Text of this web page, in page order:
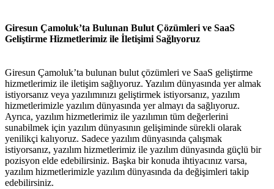
Giresun Çamoluk’ta Bulunan Bulut Çözümleri ve SaaS
Geliştirme Hizmetlerimiz ile İletişimi Sağlıyoruz
Giresun Çamoluk’ta bulunan bulut çözümleri ve SaaS geliştirme
hizmetlerimiz ile iletişim sağlıyoruz. Yazılım dünyasında yer almak
istiyorsanız veya yazılımınızı geliştirmek istiyorsanız, yazılım
hizmetlerimizle yazılım dünyasında yer almayı da sağlıyoruz.
Ayrıca, yazılım hizmetlerimiz ile yazılımın tüm değerlerini
sunabilmek için yazılım dünyasının gelişiminde sürekli olarak
yenilikçi kalıyoruz. Sadece yazılım dünyasında çalışmak
istiyorsanız, yazılım hizmetlerimiz ile yazılım dünyasında güçlü bir
pozisyon elde edebilirsiniz. Başka bir konuda ihtiyacınız varsa,
yazılım hizmetlerimizle yazılım dünyasında da değişimleri takip
edebilirsiniz.